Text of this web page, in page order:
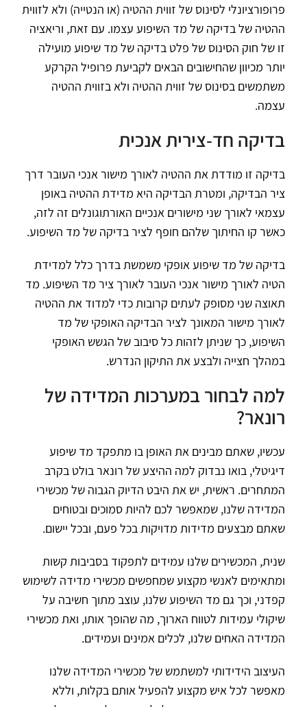
פרופורציונלי לסינוס של זווית ההטיה (או הנטייה) ולא לזווית
ההטיה של בדיקה של מד השיפוע עצמו. עם זאת, וריאציה
זו של חוק הסינוס של פלט בדיקה של מד שיפוע מועילה
יותר מכיוון שהחישובים הבאים לקביעת פרופיל הקרקע
משתמשים בסינוס של זווית ההטיה ולא בזווית ההטיה
עצמה.
בדיקה חד-צירית אנכית
בדיקה זו מודדת את ההטיה לאורך מישור אנכי העובר דרך
ציר הבדיקה, ומטרת הבדיקה היא מדידת ההטיה באופן
עצמאי לאורך שני מישורים אנכיים האורתוגונלים זה לזה,
כאשר קו החיתוך שלהם חופף לציר בדיקה של מד השיפוע.
בדיקה של מד שיפוע אופקי משמשת בדרך כלל למדידת
הטיה לאורך מישור אנכי העובר לאורך ציר מד השיפוע. מד
תאוצה שני מסופק לעתים קרובות כדי למדוד את ההטיה
לאורך מישור המאונך לציר הבדיקה האופקי של מד
השיפוע, כך שניתן לזהות כל סיבוב של הגשש האופקי
במהלך חצייה ולבצע את התיקון הנדרש.
למה לבחור במערכות המדידה של
רונאר?
עכשיו, שאתם מבינים את האופן בו מתפקד מד שיפוע
דיגיטלי, בואו נבדוק למה ההיצע של רונאר בולט בקרב
המתחרים. ראשית, יש את היבט הדיוק הגבוה של מכשירי
המדידה שלנו, שמאפשר לכם להיות סמוכים ובטוחים
שאתם מבצעים מדידות מדויקות בכל פעם, ובכל יישום.
שנית, המכשירים שלנו עמידים לתפקוד בסביבות קשות
ומתאימים לאנשי מקצוע שמחפשים מכשירי מדידה לשימוש
קפדני, וכך גם מד השיפוע שלנו, עוצב מתוך חשיבה על
שיקולי עמידות לטווח הארוך, מה שהופך אותו, ואת מכשירי
המדידה האחים שלנו, לכלים אמינים ועמידים.
העיצוב הידידותי למשתמש של מכשירי המדידה שלנו
מאפשר לכל איש מקצוע להפעיל אותם בקלות, וללא